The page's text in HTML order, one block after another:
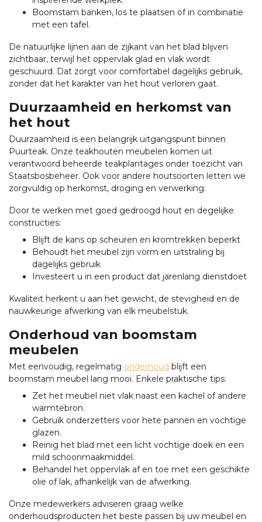
Boomstam banken, los te plaatsen of in combinatie
met een tafel.
De natuurlijke lijnen aan de zijkant van het blad blijven
zichtbaar, terwijl het oppervlak glad en vlak wordt
geschuurd. Dat zorgt voor comfortabel dagelijks gebruik,
zonder dat het karakter van het hout verloren gaat.
Duurzaamheid en herkomst van
het hout
Duurzaamheid is een belangrijk uitgangspunt binnen
Puurteak. Onze teakhouten meubelen komen uit
verantwoord beheerde teakplantages onder toezicht van
Staatsbosbeheer. Ook voor andere houtsoorten letten we
zorgvuldig op herkomst, droging en verwerking.
Door te werken met goed gedroogd hout en degelijke
constructies:
Blijft de kans op scheuren en kromtrekken beperkt
Behoudt het meubel zijn vorm en uitstraling bij
dagelijks gebruik
Investeert u in een product dat jarenlang dienstdoet
Kwaliteit herkent u aan het gewicht, de stevigheid en de
nauwkeurige afwerking van elk meubelstuk.
Onderhoud van boomstam
meubelen
Met eenvoudig, regelmatig onderhoud blijft een
boomstam meubel lang mooi. Enkele praktische tips:
Zet het meubel niet vlak naast een kachel of andere
warmtebron.
Gebruik onderzetters voor hete pannen en vochtige
glazen.
Reinig het blad met een licht vochtige doek en een
mild schoonmaakmiddel.
Behandel het oppervlak af en toe met een geschikte
olie of lak, afhankelijk van de afwerking.
Onze medewerkers adviseren graag welke
onderhoudsproducten het beste passen bij uw meubel en